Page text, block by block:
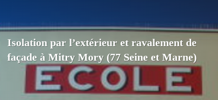
Isolation par l’extérieur et ravalement de
façade à Mitry Mory (77 Seine et Marne)